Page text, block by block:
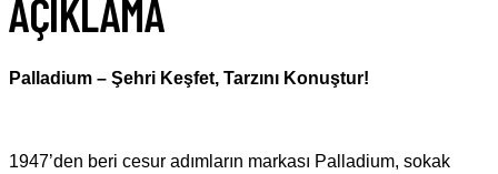
AÇIKLAMA
Palladium – Şehri Keşfet, Tarzını Konuştur!
1947’den beri cesur adımların markası Palladium, sokak